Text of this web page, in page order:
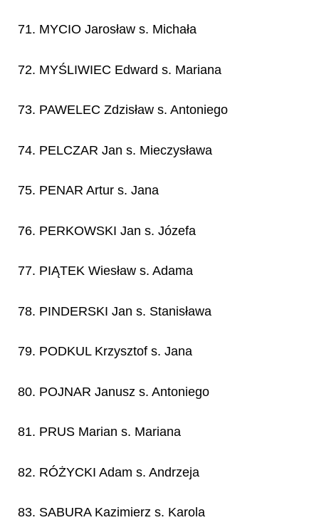
71. MYCIO Jarosław s. Michała
72. MYŚLIWIEC Edward s. Mariana
73. PAWELEC Zdzisław s. Antoniego
74. PELCZAR Jan s. Mieczysława
75. PENAR Artur s. Jana
76. PERKOWSKI Jan s. Józefa
77. PIĄTEK Wiesław s. Adama
78. PINDERSKI Jan s. Stanisława
79. PODKUL Krzysztof s. Jana
80. POJNAR Janusz s. Antoniego
81. PRUS Marian s. Mariana
82. RÓŻYCKI Adam s. Andrzeja
83. SABURA Kazimierz s. Karola